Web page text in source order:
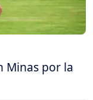
Minas por la